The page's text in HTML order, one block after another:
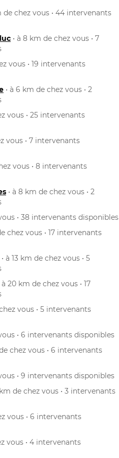
de chez vous • 44 intervenants
• à 8 km de chez vous • 7
vous • 19 intervenants
• à 6 km de chez vous • 2
vous • 25 intervenants
vous • 7 intervenants
vous • 8 intervenants
• à 8 km de chez vous • 2
• 38 intervenants disponibles
chez vous • 17 intervenants
• à 13 km de chez vous • 5
à 20 km de chez vous • 17
vous • 5 intervenants
• 6 intervenants disponibles
chez vous • 6 intervenants
• 9 intervenants disponibles
km de chez vous • 3 intervenants
vous • 6 intervenants
vous • 4 intervenants